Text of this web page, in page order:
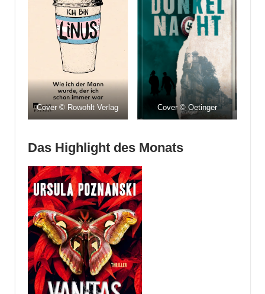
Cover © Rowohlt Verlag Cover © Oetinger
Das Highlightdes Monats